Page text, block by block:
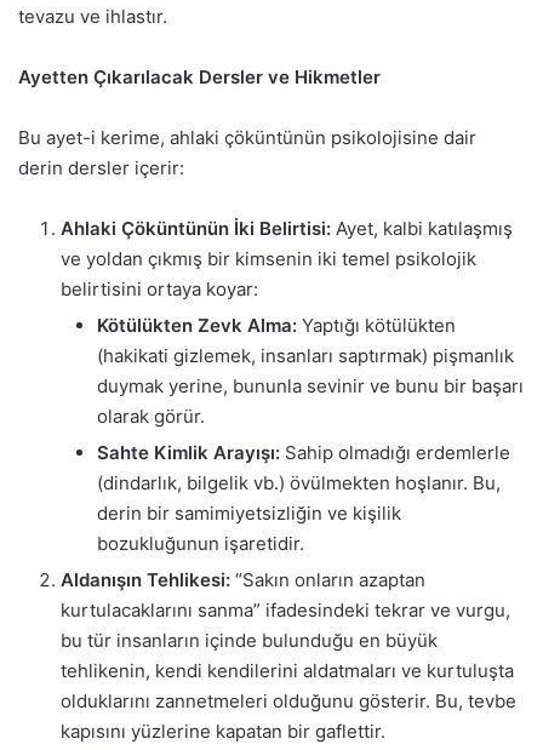
tevazu ve ihlastır.
Ayetten Çıkarılacak Dersler ve Hikmetler
Bu ayet-i kerime, ahlaki çöküntünün psikolojisine dair
derin dersler içerir:
Ahlaki Çöküntünün İki Belirtisi: Ayet, kalbi katılaşmış
ve yoldan çıkmış bir kimsenin iki temel psikolojik
belirtisini ortaya koyar:
Kötülükten Zevk Alma: Yaptığı kötülükten
(hakikati gizlemek, insanları saptırmak) pişmanlık
duymak yerine, bununla sevinir ve bunu bir başarı
olarak görür.
Sahte Kimlik Arayışı: Sahip olmadığı erdemlerle
(dindarlık, bilgelik vb.) övülmekten hoşlanır. Bu,
derin bir samimiyetsizliğin ve kişilik
bozukluğunun işaretidir.
Aldanışın Tehlikesi: “Sakın onların azaptan
kurtulacaklarını sanma” ifadesindeki tekrar ve vurgu,
bu tür insanların içinde bulunduğu en büyük
tehlikenin, kendi kendilerini aldatmaları ve kurtuluşta
olduklarını zannetmeleri olduğunu gösterir. Bu, tevbe
kapısını yüzlerine kapatan bir gaflettir.